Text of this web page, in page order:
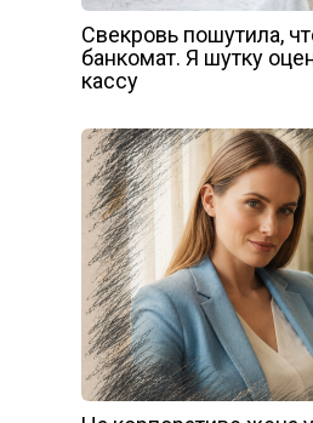
Свекровь пошутила,
банкомат. Я шутку
кассу